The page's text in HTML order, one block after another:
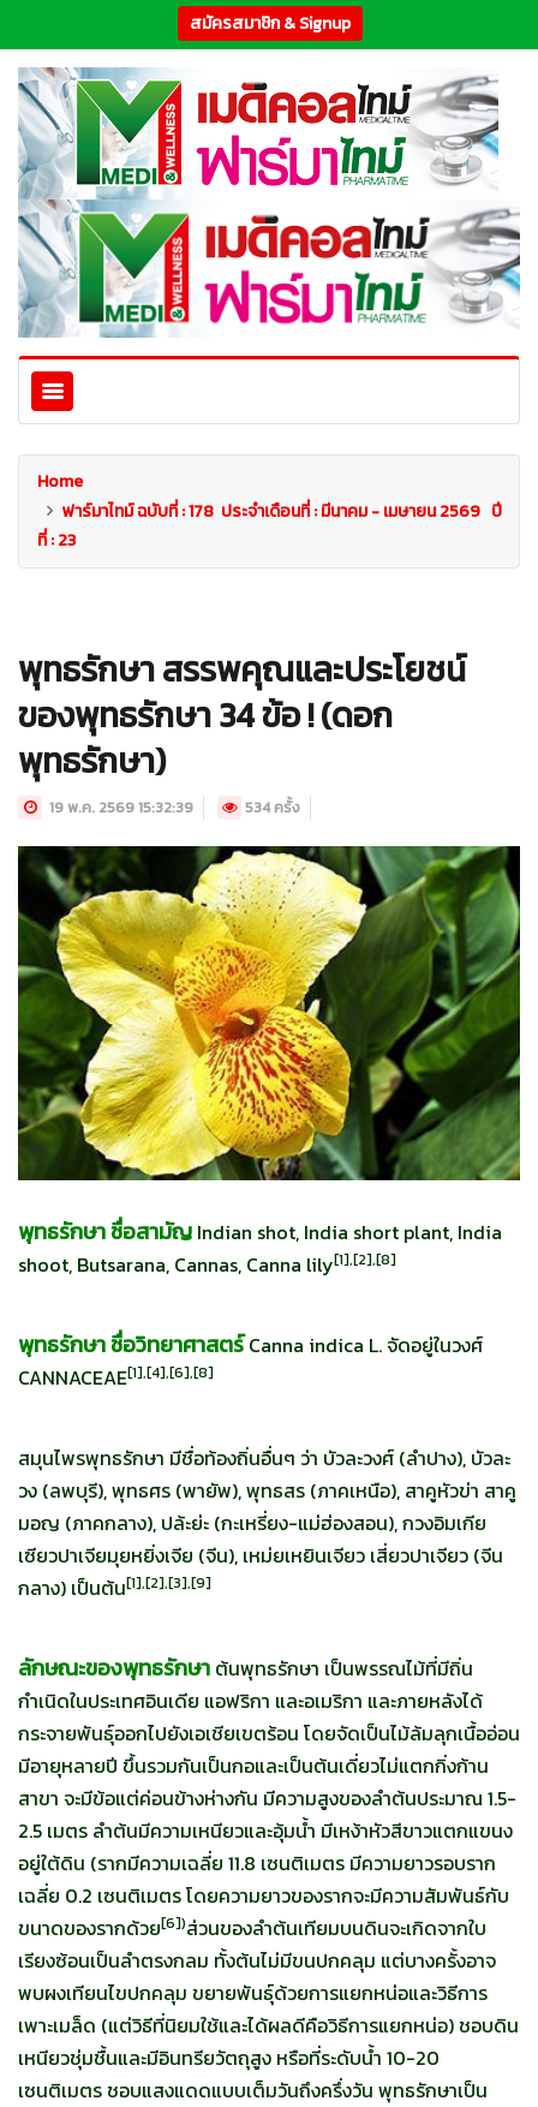
สมัครสมาชิก & Signup
Home
ฟาร์มาไทม์ ฉบับที่ : 178 ประจำเดือนที่ : มีนาคม - เมษายน 2569 ปี
ที่ : 23
พุทธรักษา สรรพคุณและประโยชน์
ของพุทธรักษา 34 ข้อ ! (ดอก
พุทธรักษา)
19 พ.ค. 2569 15:32:39 534 ครั้ง
พุทธรักษา ชื่อสามัญ Indian shot, India short plant, India
shoot, Butsarana, Cannas, Canna lily[1],[2],[8]
พุทธรักษา ชื่อวิทยาศาสตร์Canna indica L. จัดอยู่ในวงศ์
CANNACEAE[1],[4],[6],[8]
สมุนไพรพุทธรักษา มีชื่อท้องถิ่นอื่นๆ ว่า บัวละวงศ์ (ลำปาง), บัวละ
วง (ลพบุรี), พุทธศร (พายัพ), พุทธสร (ภาคเหนือ), สาคูหัวข่า สาคู
มอญ (ภาคกลาง), ปล้ะย่ะ (กะเหรี่ยง-แม่ฮ่องสอน), กวงอิมเกีย
เซียวปาเจียมุยหยิ่งเจีย (จีน), เหม่ยเหยินเจียว เสี่ยวปาเจียว (จีน
กลาง) เป็นต้น[1],[2],[3],[9]
ลักษณะของพุทธรักษา ต้นพุทธรักษา เป็นพรรณไม้ที่มีถิ่น
กำเนิดในประเทศอินเดีย แอฟริกา และอเมริกา และภายหลังได้
กระจายพันธุ์ออกไปยังเอเชียเขตร้อน โดยจัดเป็นไม้ล้มลุกเนื้ออ่อน
มีอายุหลายปี ขึ้นรวมกันเป็นกอและเป็นต้นเดี่ยวไม่แตกกิ่งก้าน
สาขา จะมีข้อแต่ค่อนข้างห่างกัน มีความสูงของลำต้นประมาณ 1.5-
2.5 เมตร ลำต้นมีความเหนียวและอุ้มน้ำ มีเหง้าหัวสีขาวแตกแขนง
อยู่ใต้ดิน (รากมีความเฉลี่ย 11.8 เซนติเมตร มีความยาวรอบราก
เฉลี่ย 0.2 เซนติเมตร โดยความยาวของรากจะมีความสัมพันธ์กับ
ขนาดของรากด้วย[6])ส่วนของลำต้นเทียมบนดินจะเกิดจากใบ
เรียงซ้อนเป็นลำตรงกลม ทั้งต้นไม่มีขนปกคลุม แต่บางครั้งอาจ
พบผงเทียนไขปกคลุม ขยายพันธุ์ด้วยการแยกหน่อและวิธีการ
เพาะเมล็ด (แต่วิธีที่นิยมใช้และได้ผลดีคือวิธีการแยกหน่อ) ชอบดิน
เหนียวชุ่มชื้นและมีอินทรียวัตถุสูง หรือที่ระดับน้ำ 10-20
เซนติเมตร ชอบแสงแดดแบบเต็มวันถึงครึ่งวัน พุทธรักษาเป็น